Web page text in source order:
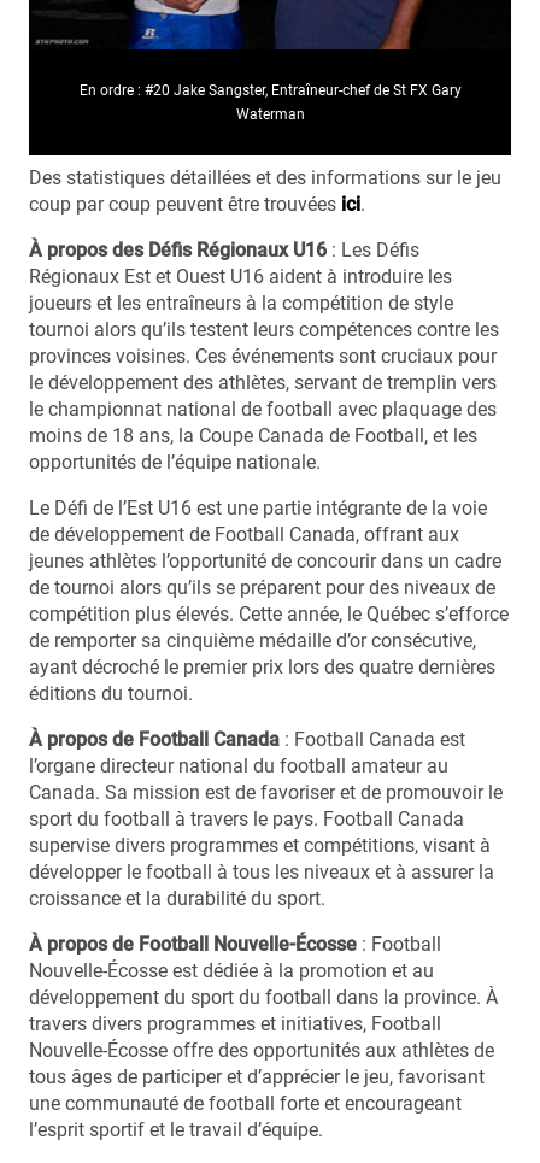
En ordre : #20 Jake Sangster, Entraîneur-chef de St FX Gary
Waterman
Des statistiques détaillées et des informations sur le jeu
coup par coup peuvent être trouvées ici.
À propos des Défis Régionaux U16 : Les Défis
Régionaux Est et Ouest U16 aident à introduire les
joueurs et les entraîneurs à la compétition de style
tournoi alors qu’ils testent leurs compétences contre les
provinces voisines. Ces événements sont cruciaux pour
le développement des athlètes, servant de tremplin vers
le championnat national de football avec plaquage des
moins de 18 ans, la Coupe Canada de Football, et les
opportunités de l’équipe nationale.
Le Défi de l’Est U16 est une partie intégrante de la voie
de développement de Football Canada, offrant aux
jeunes athlètes l’opportunité de concourir dans un cadre
de tournoi alors qu’ils se préparent pour des niveaux de
compétition plus élevés. Cette année, le Québec s’efforce
de remporter sa cinquième médaille d’or consécutive,
ayant décroché le premier prix lors des quatre dernières
éditions du tournoi.
À propos de Football Canada : Football Canada est
l’organe directeur national du football amateur au
Canada. Sa mission est de favoriser et de promouvoir le
sport du football à travers le pays. Football Canada
supervise divers programmes et compétitions, visant à
développer le football à tous les niveaux et à assurer la
croissance et la durabilité du sport.
À propos de Football Nouvelle-Écosse : Football
Nouvelle-Écosse est dédiée à la promotion et au
développement du sport du football dans la province. À
travers divers programmes et initiatives, Football
Nouvelle-Écosse offre des opportunités aux athlètes de
tous âges de participer et d’apprécier le jeu, favorisant
une communauté de football forte et encourageant
l’esprit sportif et le travail d’équipe.